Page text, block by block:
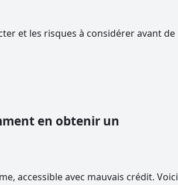
et les risques à considérer avant de
en obtenir un
accessible avec mauvais crédit. Voici